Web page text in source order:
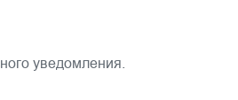
уведомления.